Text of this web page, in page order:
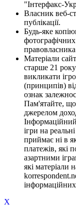
"Інтерфакс-
Власник веб-
публікації.
Будь-яке
фотографічних
Матеріали
старше 21
викликати
(принципів)
ознак
Пам'ятайте, що
джерелом
ігри на
приймає ні в
платежів, які
азартними
які матеріали
X